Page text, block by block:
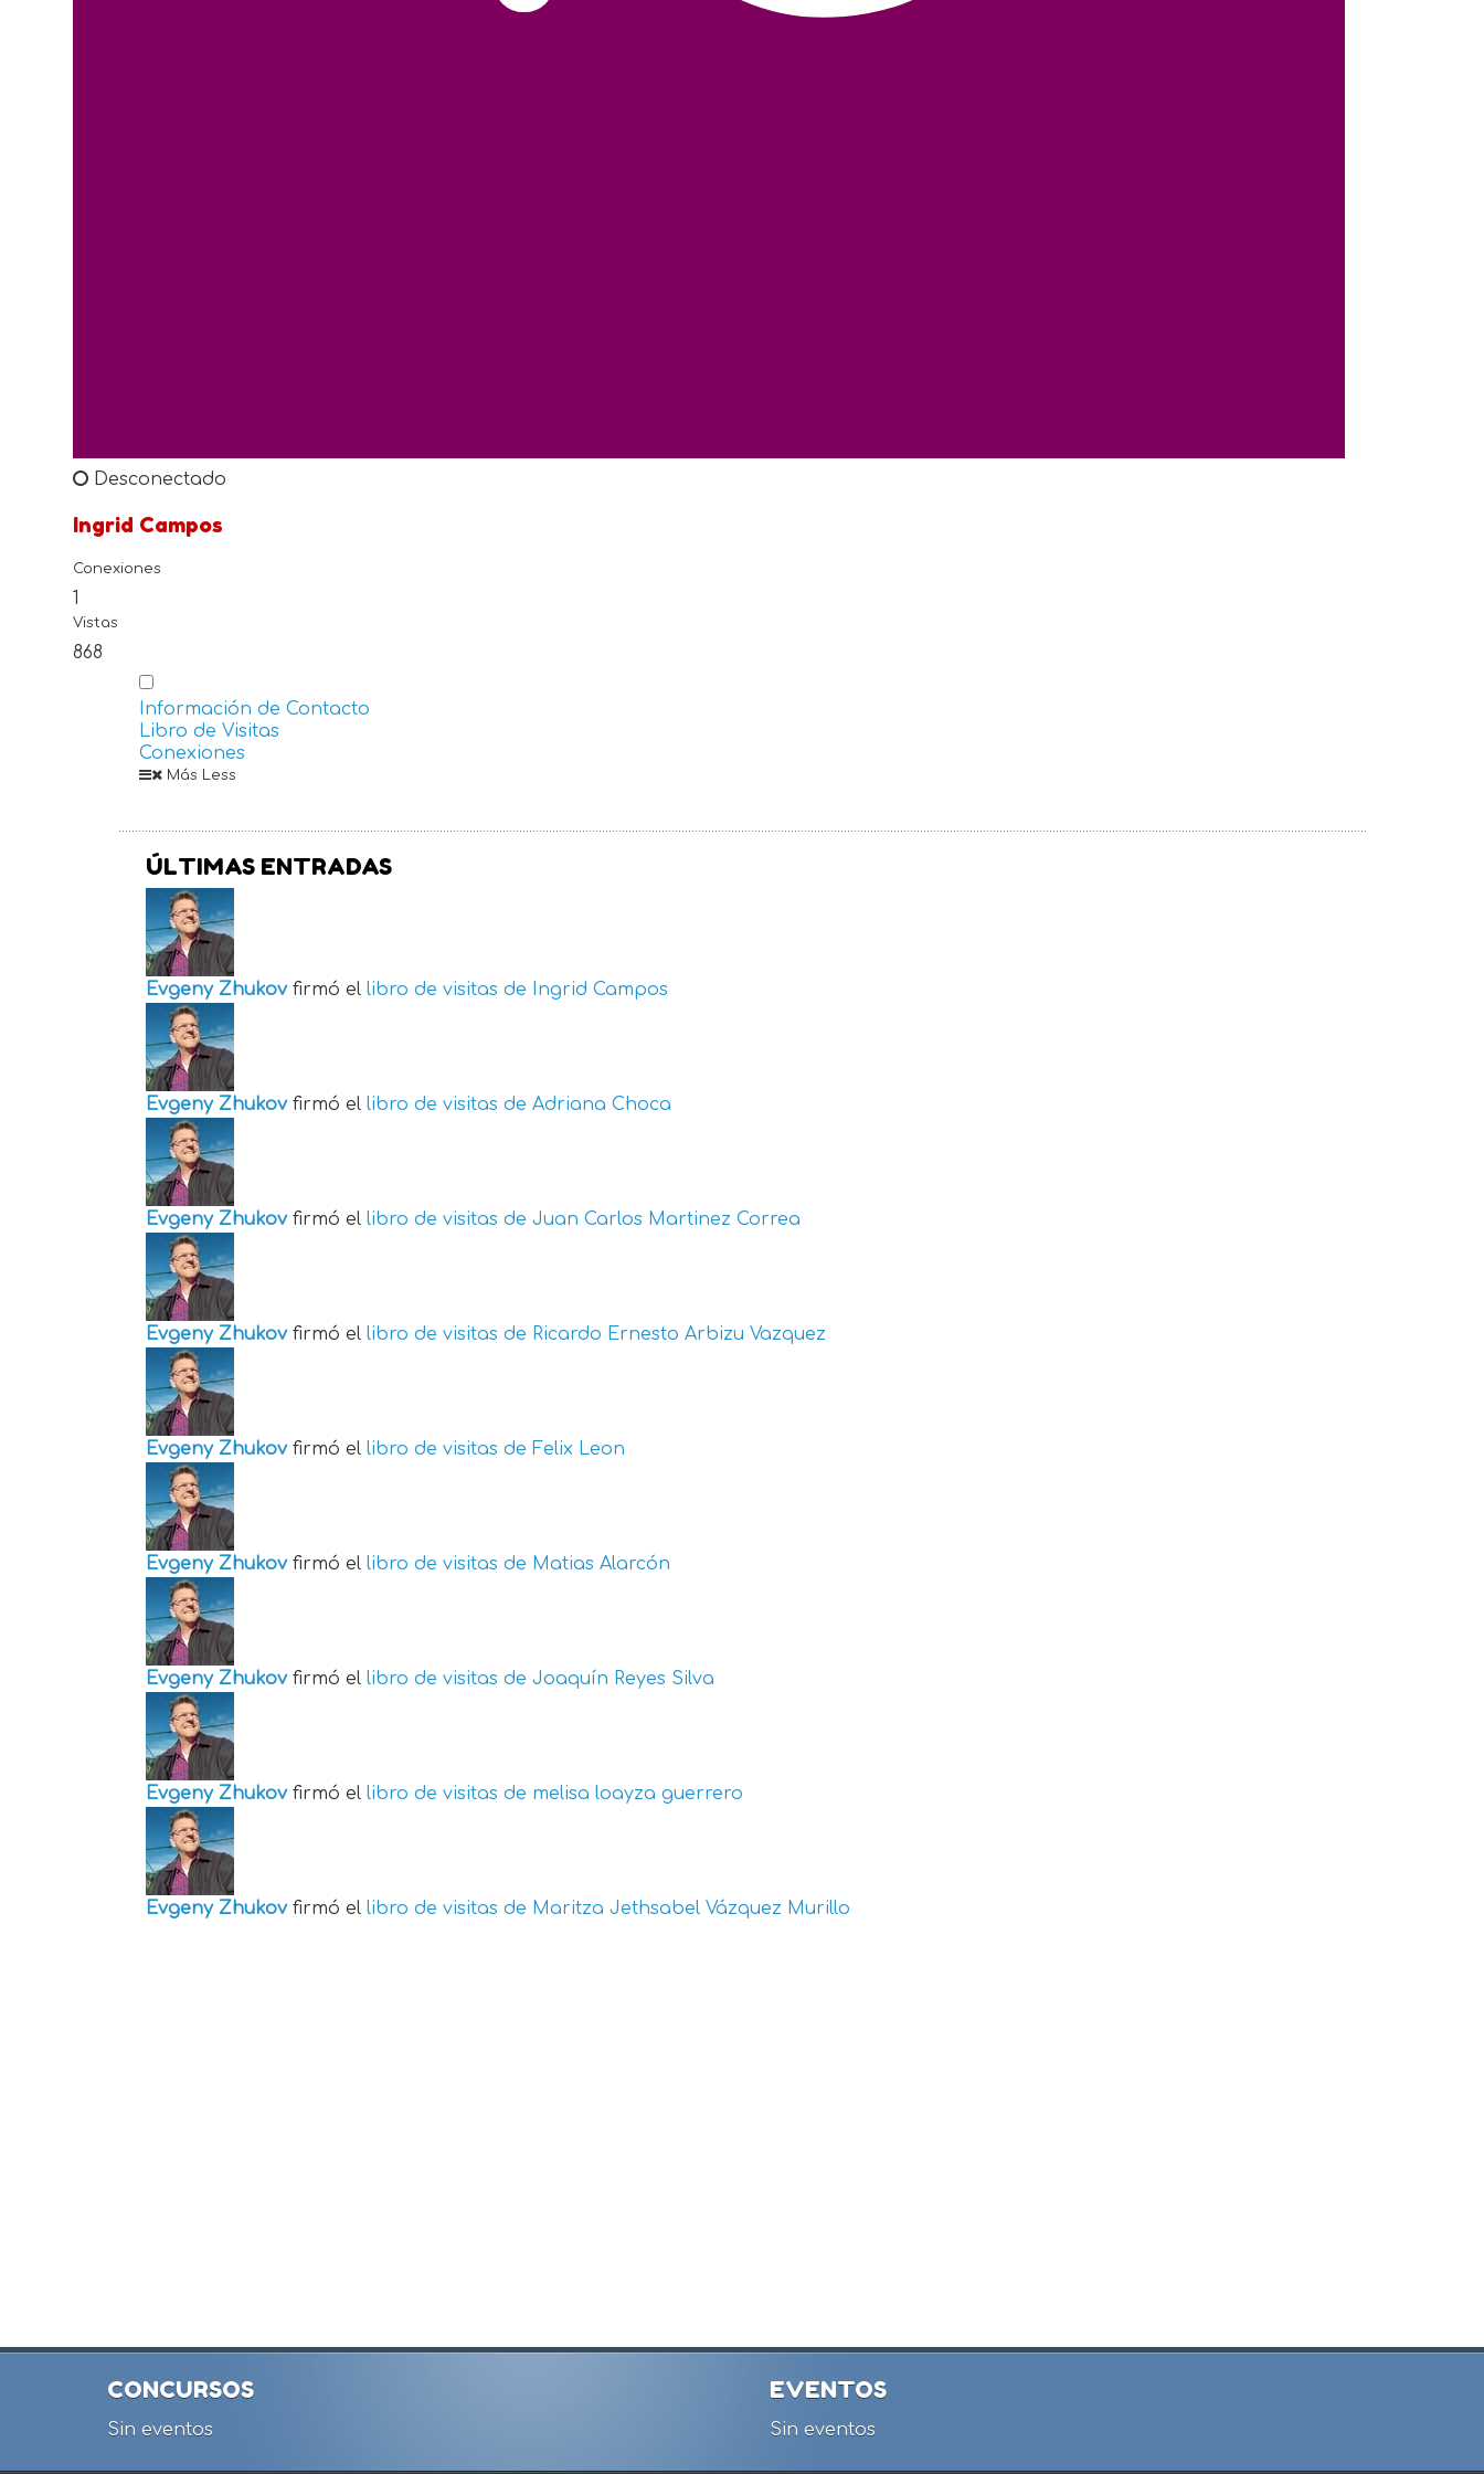
Desconectado
Ingrid Campos
Conexiones
1
Vistas
868
Información de Contacto
Libro de Visitas
Conexiones
Más Less
ÚLTIMAS ENTRADAS
Evgeny Zhukov firmó el libro de visitas de Ingrid Campos
Evgeny Zhukov firmó el libro de visitas de Adriana Choca
Evgeny Zhukov firmó el libro de visitas de Juan Carlos Martinez Correa
Evgeny Zhukov firmó el libro de visitas de Ricardo Ernesto Arbizu Vazquez
Evgeny Zhukov firmó el libro de visitas de Felix Leon
Evgeny Zhukov firmó el libro de visitas de Matias Alarcón
Evgeny Zhukov firmó el libro de visitas de Joaquín Reyes Silva
Evgeny Zhukov firmó el libro de visitas de melisa loayza guerrero
Evgeny Zhukov firmó el libro de visitas de Maritza Jethsabel Vázquez Murillo
CONCURSOS
Sin eventos
EVENTOS
Sin eventos